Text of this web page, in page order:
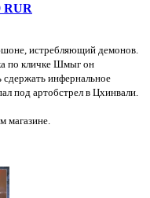
RUR
истребляющий демонов.
по кличке Шмыг он
сдержать инфернальное
под артобстрел в Цхинвали.
магазине.